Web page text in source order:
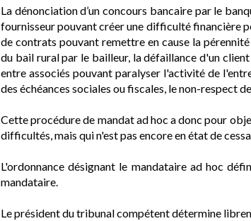
La dénonciation d’un concours bancaire par le
fournisseur pouvant créer une difficulté financière
de contrats pouvant remettre en cause la
du bail rural par le bailleur, la défaillance d'un
entre associés pouvant paralyser l'activité de
des échéances sociales ou fiscales, le non-respect
Cette procédure de mandat ad hoc a donc pour
difficultés, mais qui n'est pas encore en état de
L'ordonnance désignant le mandataire ad hoc
mandataire.
Le président du tribunal compétent détermine